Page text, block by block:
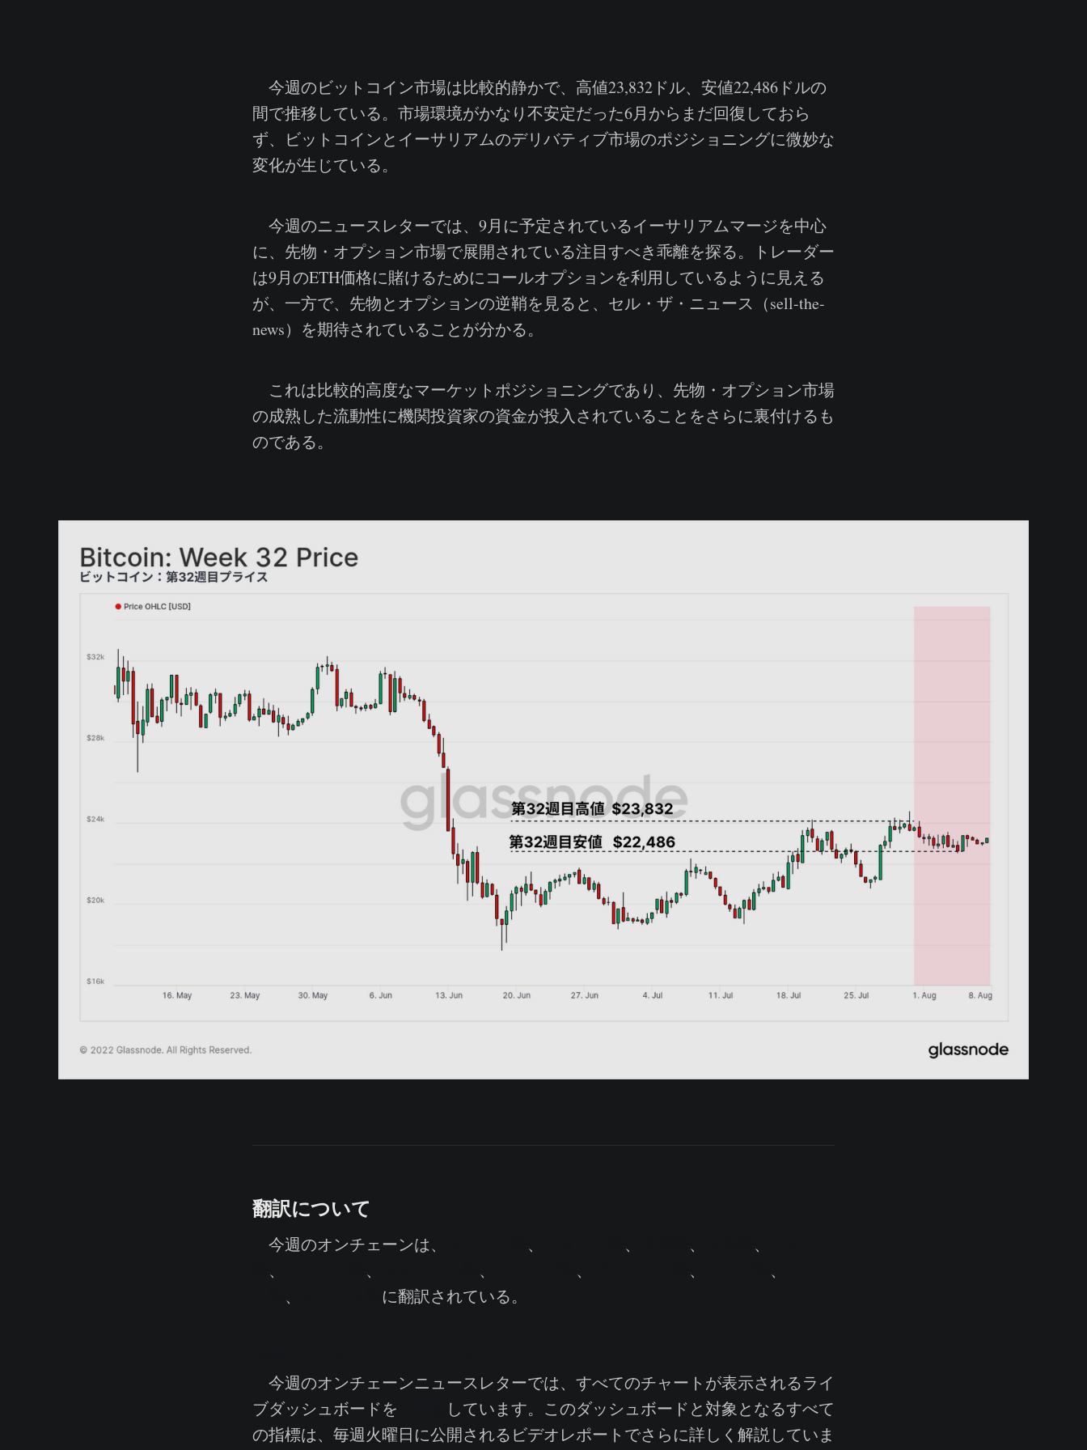
今週のビットコイン市場は比較的静かで、高値23,832ドル、安値22,486ドルの
間で推移している。市場環境がかなり不安定だった6月からまだ回復しておら
ず、ビットコインとイーサリアムのデリバティブ市場のポジショニングに微妙な
変化が生じている。
今週のニュースレターでは、9月に予定されているイーサリアムマージを中心
に、先物・オプション市場で展開されている注目すべき乖離を探る。トレーダー
は9月のETH価格に賭けるためにコールオプションを利用しているように見える
が、一方で、先物とオプションの逆鞘を見ると、セル・ザ・ニュース（sell-the-
news）を期待されていることが分かる。
これは比較的高度なマーケットポジショニングであり、先物・オプション市場
の成熟した流動性に機関投資家の資金が投入されていることをさらに裏付けるも
のである。
翻訳について
今週のオンチェーンは、 、 、 、 、
、 、 、 、 、 、
、 に翻訳されている。
今週のオンチェーンニュースレターでは、すべてのチャートが表示されるライ
ブダッシュボードを
しています。このダッシュボードと対象となるすべて
の指標は、毎週火曜日に公開されるビデオレポートでさらに詳しく解説していま